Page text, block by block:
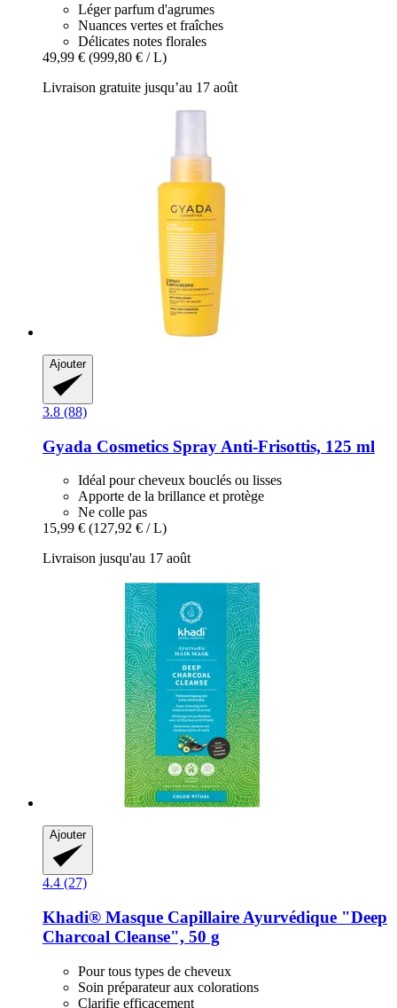
Léger parfum d'agrumes
Nuances vertes et fraîches
Délicates notes florales
49,99 € (999,80 € / L)
Livraison gratuite jusqu’au 17 août
Ajouter
3.8 (88)
Gyada Cosmetics Spray Anti-​Frisottis, 125 ml
Idéal pour cheveux bouclés ou lisses
Apporte de la brillance et protège
Ne colle pas
15,99 € (127,92 € / L)
Livraison jusqu'au 17 août
Ajouter
4.4 (27)
Khadi® Masque Capillaire Ayurvédique "Deep
Charcoal Cleanse", 50 g
Pour tous types de cheveux
Soin préparateur aux colorations
Clarifie efficacement